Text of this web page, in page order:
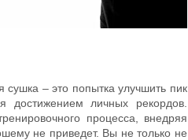
– это попытка улучшить пик
личных рекордов.
процесса, внедряя
не приведет. Вы не только не